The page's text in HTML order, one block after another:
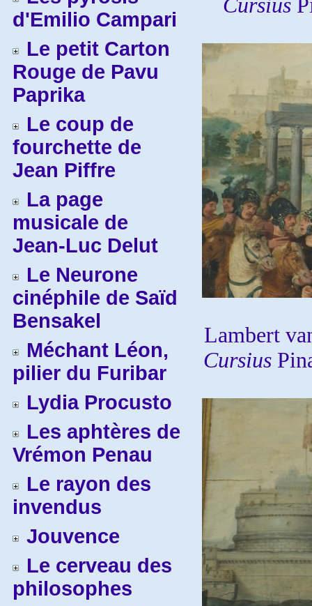
d'Emilio Campari
Le petit Carton
Rouge de Pavu
Paprika
Le coup de
fourchette de
Jean Piffre
La page
musicale de
Jean-Luc Delut
Le Neurone
cinéphile de Saïd
Bensakel
Méchant Léon,
pilier du Furibar
Lydia Procusto
Les aphtères de
Vrémon Penau
Le rayon des
invendus
Jouvence
Le cerveau des
philosophes
Cursius
Lambert
Cursius